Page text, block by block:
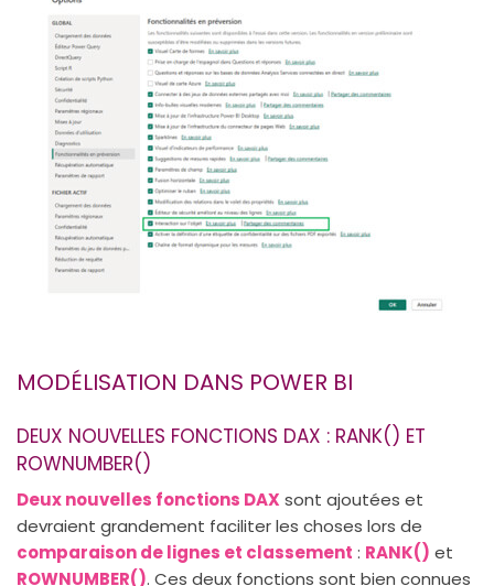
MODÉLISATION DANS POWER BI
DEUX NOUVELLES FONCTIONS DAX : RANK() ET
ROWNUMBER()
Deux nouvelles fonctions DAX sont ajoutées et
devraient grandement faciliter les choses lors de
comparaison de lignes et classement : RANK() et
ROWNUMBER(). Ces deux fonctions sont bien connues